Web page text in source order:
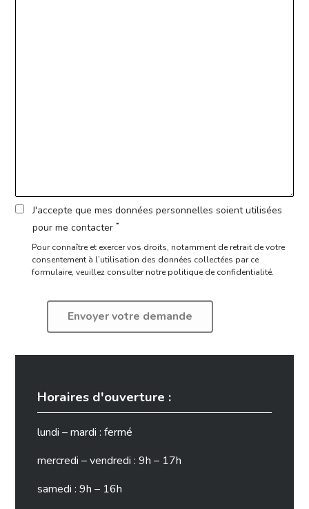
J'accepte que mes données personnelles soient utilisées
pour me contacter *
Pour connaître et exercer vos droits, notamment de retrait de votre
consentement à l’utilisation des données collectées par ce
formulaire, veuillez consulter notre politique de confidentialité.
Horaires d'ouverture :
lundi – mardi : fermé
mercredi – vendredi : 9h – 17h
samedi : 9h – 16h